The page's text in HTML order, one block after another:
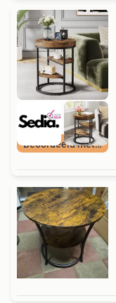
Beoordeeld met 9+